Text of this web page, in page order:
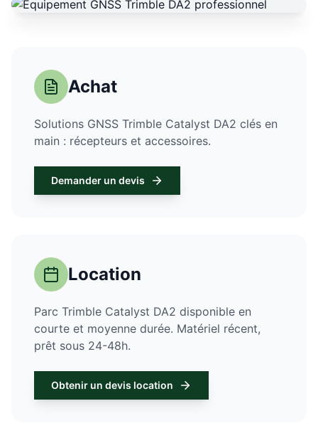
Achat
Solutions GNSS Trimble Catalyst DA2 clés en
main : récepteurs et accessoires.
Demander un devis
Location
Parc Trimble Catalyst DA2 disponible en
courte et moyenne durée. Matériel récent,
prêt sous 24-48h.
Obtenir un devis location